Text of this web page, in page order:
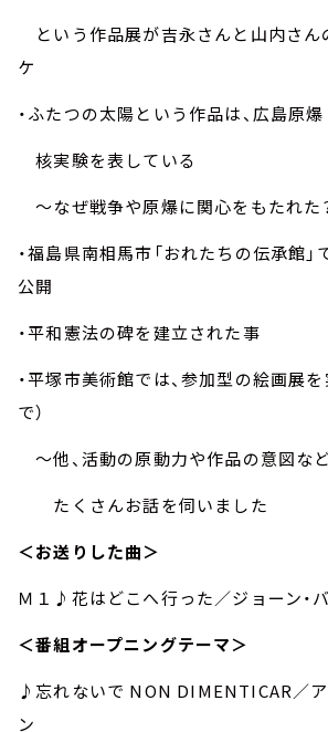
という作品展が吉永さんと山内さん
ケ
・ふたつの太陽という作品は、広島原
核実験を表している
～なぜ戦争や原爆に関心をもたれた
・福島県南相馬市「おれたちの伝承館
公開
・平和憲法の碑を建立された事
・平塚市美術館では、参加型の絵画展を
で）
～他、活動の原動力や作品の意図な
たくさんお話を伺いました
＜お送りした曲＞
Ｍ１♪花はどこへ行った／ジョーン・
＜番組オープニングテーマ＞
♪忘れないで NON DIMENTICAR／ア
ン